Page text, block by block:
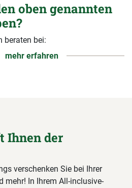
oben genannten
beraten bei:
erfahren
mehr erfahren
Ihnen der
verschenken Sie bei Ihrer
mehr! In Ihrem All-inclusive-